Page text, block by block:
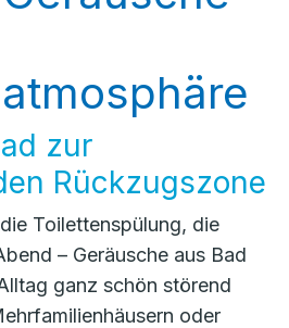
zur
Rückzugszone
Toilettenspülung, die
– Geräusche aus Bad
ganz schön störend
oder